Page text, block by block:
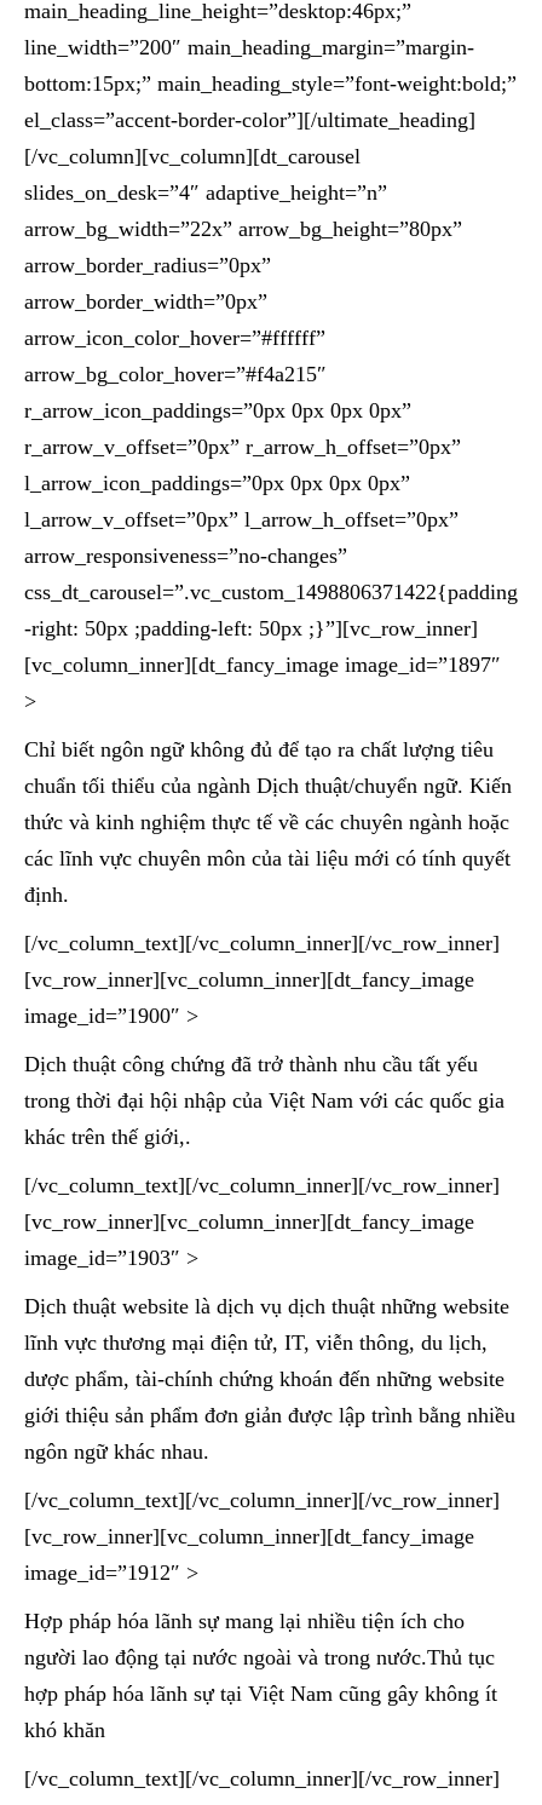
Chỉ biết ngôn ngữ không đủ để tạo ra chất lượng tiêu
chuẩn tối thiểu của ngành Dịch thuật/chuyển ngữ. Kiến
thức và kinh nghiệm thực tế về các chuyên ngành hoặc
các lĩnh vực chuyên môn của tài liệu mới có tính quyết
định.
[/vc_column_text][/vc_column_inner][/vc_row_inner]
[vc_row_inner][vc_column_inner][dt_fancy_image
image_id=”1900″ >
Dịch thuật công chứng đã trở thành nhu cầu tất yếu
trong thời đại hội nhập của Việt Nam với các quốc gia
khác trên thế giới,.
[/vc_column_text][/vc_column_inner][/vc_row_inner]
[vc_row_inner][vc_column_inner][dt_fancy_image
image_id=”1903″ >
Dịch thuật website là dịch vụ dịch thuật những website
lĩnh vực thương mại điện tử, IT, viễn thông, du lịch,
dược phẩm, tài-chính chứng khoán đến những website
giới thiệu sản phẩm đơn giản được lập trình bằng nhiều
ngôn ngữ khác nhau.
[/vc_column_text][/vc_column_inner][/vc_row_inner]
[vc_row_inner][vc_column_inner][dt_fancy_image
image_id=”1912″ >
Hợp pháp hóa lãnh sự mang lại nhiều tiện ích cho
người lao động tại nước ngoài và trong nước.Thủ tục
hợp pháp hóa lãnh sự tại Việt Nam cũng gây không ít
khó khăn
[/vc_column_text][/vc_column_inner][/vc_row_inner]